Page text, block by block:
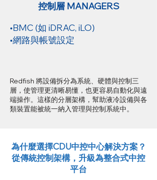
控制層 MANAGERS
•BMC (如 iDRAC, iLO)
•網路與帳號設定
Redfish 將設備拆分為系統、硬體與控制三
層，使管理更清晰易懂，也更容易自動化與遠
端操作。這樣的分層架構，幫助液冷設備與各
類裝置能被統一納入管理與控制系統中。
為什麼選擇CDU中控中心解決方案？
從傳統控制架構，升級為整合式中控
平台